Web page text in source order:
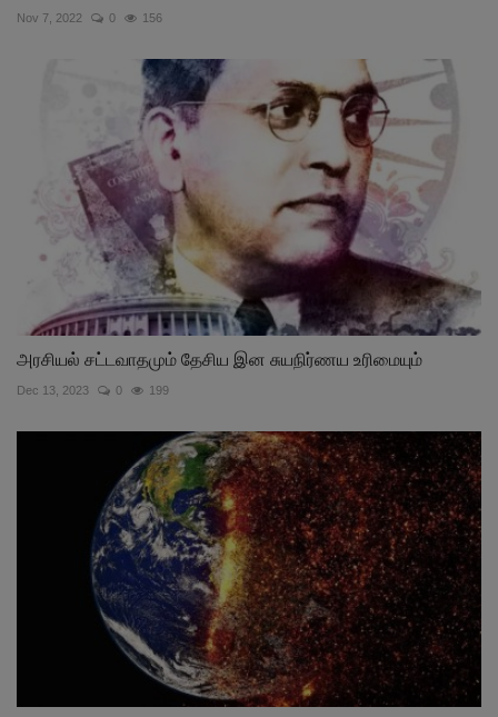
Nov 7, 2022 0 156
அரசியல் சட்டவாதமும் தேசிய இன சுயநிர்ணய உரிமையும்
Dec 13, 2023 0 199